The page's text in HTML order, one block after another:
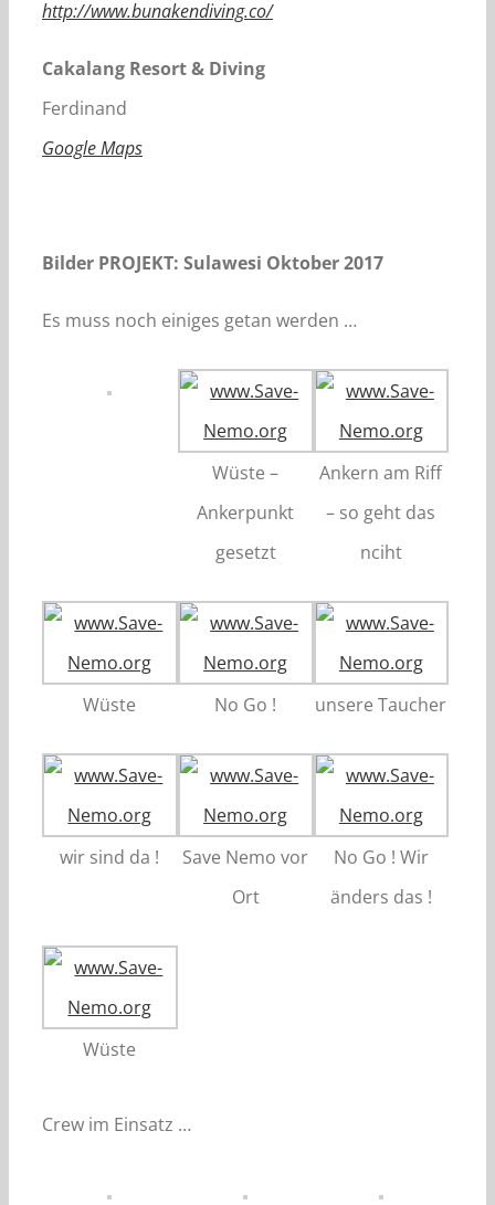
http://www.bunakendiving.co/
Cakalang Resort & Diving
Ferdinand
Google Maps
Bilder PROJEKT: Sulawesi Oktober 2017
Es muss noch einiges getan werden …
Wüste –
Ankerpunkt
gesetzt
Ankern am Riff
– so geht das
nciht
Wüste No Go ! unsere Taucher
wir sind da !
Save Nemo vor
Ort
No Go ! Wir
änders das !
Wüste
Crew im Einsatz …